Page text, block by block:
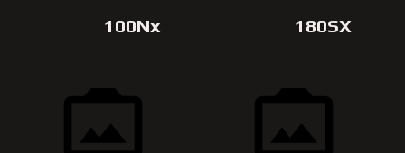
100Nx 180SX